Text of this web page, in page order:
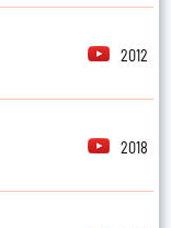
2012
2018